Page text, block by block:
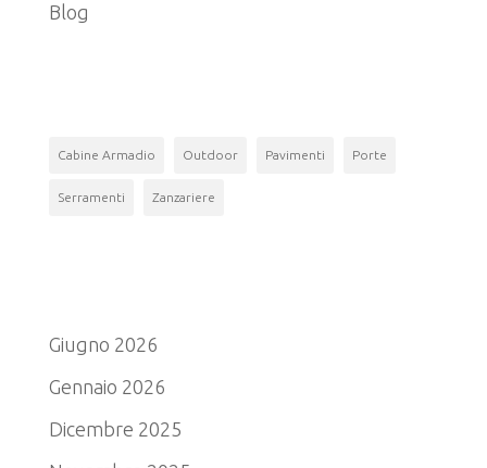
Blog
Cabine Armadio Outdoor Pavimenti Porte
Serramenti Zanzariere
Giugno 2026
Gennaio 2026
Dicembre 2025